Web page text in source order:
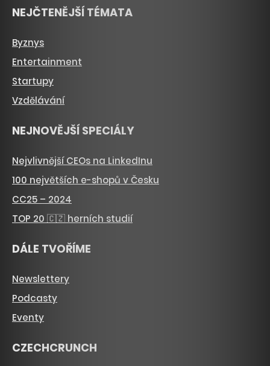
NEJČTENĚJŠÍ TÉMATA
Byznys
Entertainment
Startupy
Vzdělávání
NEJNOVĚJŠÍ SPECIÁLY
Nejvlivnější CEOs na LinkedInu
100 největších e-shopů v Česku
CC25 – 2024
TOP 20 🇨🇿 herních studií
DÁLE TVOŘÍME
Newslettery
Podcasty
Eventy
CZECHCRUNCH